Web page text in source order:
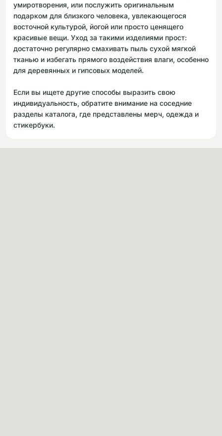
умиротворения, или послужить оригинальным
подарком для близкого человека, увлекающегося
восточной культурой, йогой или просто ценящего
красивые вещи. Уход за такими изделиями прост:
достаточно регулярно смахивать пыль сухой мягкой
тканью и избегать прямого воздействия влаги, особенно
для деревянных и гипсовых моделей.
Если вы ищете другие способы выразить свою
индивидуальность, обратите внимание на соседние
разделы каталога, где представлены мерч, одежда и
стикербуки.